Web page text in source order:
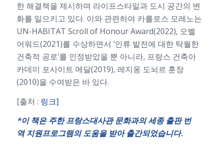
한 해결책을 제시하며 라이프스타일과 도시 공간의 변
화를 일으키고 있다. 이와 관련하여 카를로스 모레노는
UN-HABITAT Scroll of Honour Award(2022), 오벨
어워드(2021)를 수상하면서 ‘인류 발전에 대한 탁월한
건축적 공로’를 인정받았을 뿐 아니라, 프랑스 건축아
카데미 포사이트 메달(2019), 레지옹 도뇌르 훈장
(2010)을 수여받은 바 있다.
[출처 : 링크]
*이 책은 주한프랑스대사관문화과의세종출판 번
역지원프로그램의도움을 받아출간되었습니다.